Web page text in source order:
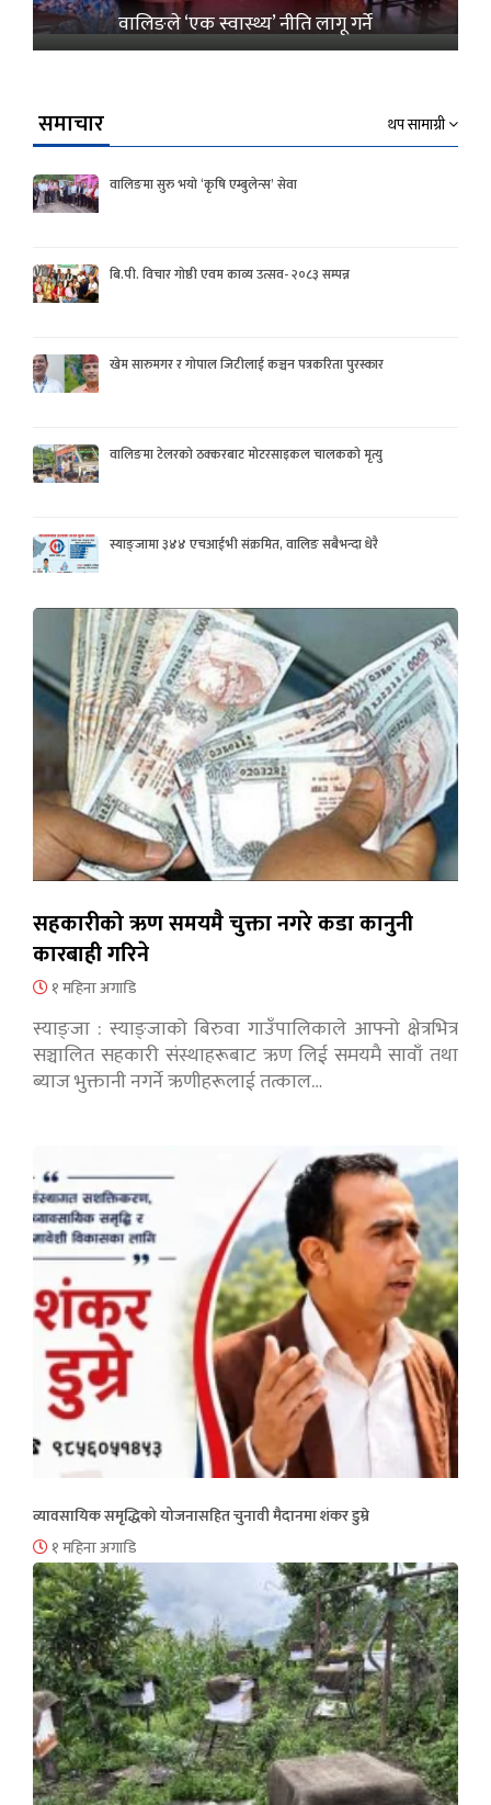
वालिङले ‘एक स्वास्थ्य’ नीति लागू गर्ने
समाचार थप सामाग्री
वालिङमा सुरु भयो ‘कृषि एम्बुलेन्स’ सेवा
बि.पी. विचार गोष्ठी एवम काव्य उत्सव- २०८३ सम्पन्न
खेम सारुमगर र गोपाल जिटीलाई कञ्चन पत्रकरिता पुरस्कार
वालिङमा टेलरको ठक्करबाट मोटरसाइकल चालकको मृत्यु
स्याङ्जामा ३४४ एचआईभी संक्रमित, वालिङ सबैभन्दा धेरै
सहकारीको ऋण समयमै चुक्ता नगरे कडा कानुनी
कारबाही गरिने
१ महिना अगाडि
स्याङ्जा : स्याङ्जाको बिरुवा गाउँपालिकाले आफ्नो क्षेत्रभित्र
सञ्चालित सहकारी संस्थाहरूबाट ऋण लिई समयमै सावाँ तथा
ब्याज भुक्तानी नगर्ने ऋणीहरूलाई तत्काल…
व्यावसायिक समृद्धिको योजनासहित चुनावी मैदानमा शंकर डुम्रे
१ महिना अगाडि